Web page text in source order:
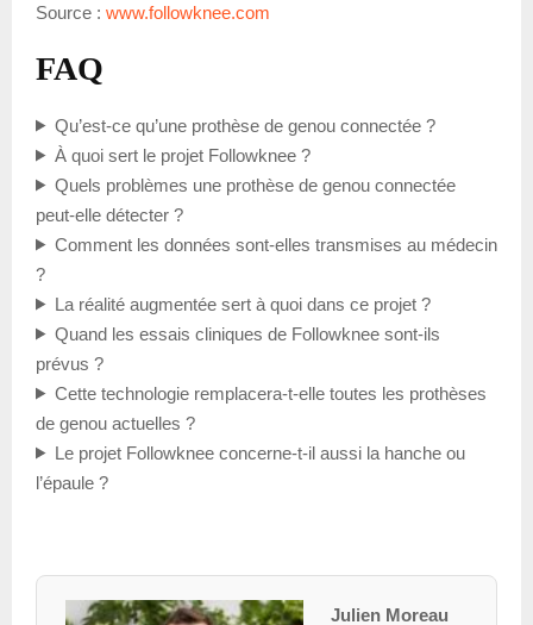
Source : www.followknee.com
FAQ
Qu’est-ce qu’une prothèse de genou connectée ?
À quoi sert le projet Followknee ?
Quels problèmes une prothèse de genou connectée
peut-elle détecter ?
Comment les données sont-elles transmises au médecin
?
La réalité augmentée sert à quoi dans ce projet ?
Quand les essais cliniques de Followknee sont-ils
prévus ?
Cette technologie remplacera-t-elle toutes les prothèses
de genou actuelles ?
Le projet Followknee concerne-t-il aussi la hanche ou
l’épaule ?
Julien Moreau